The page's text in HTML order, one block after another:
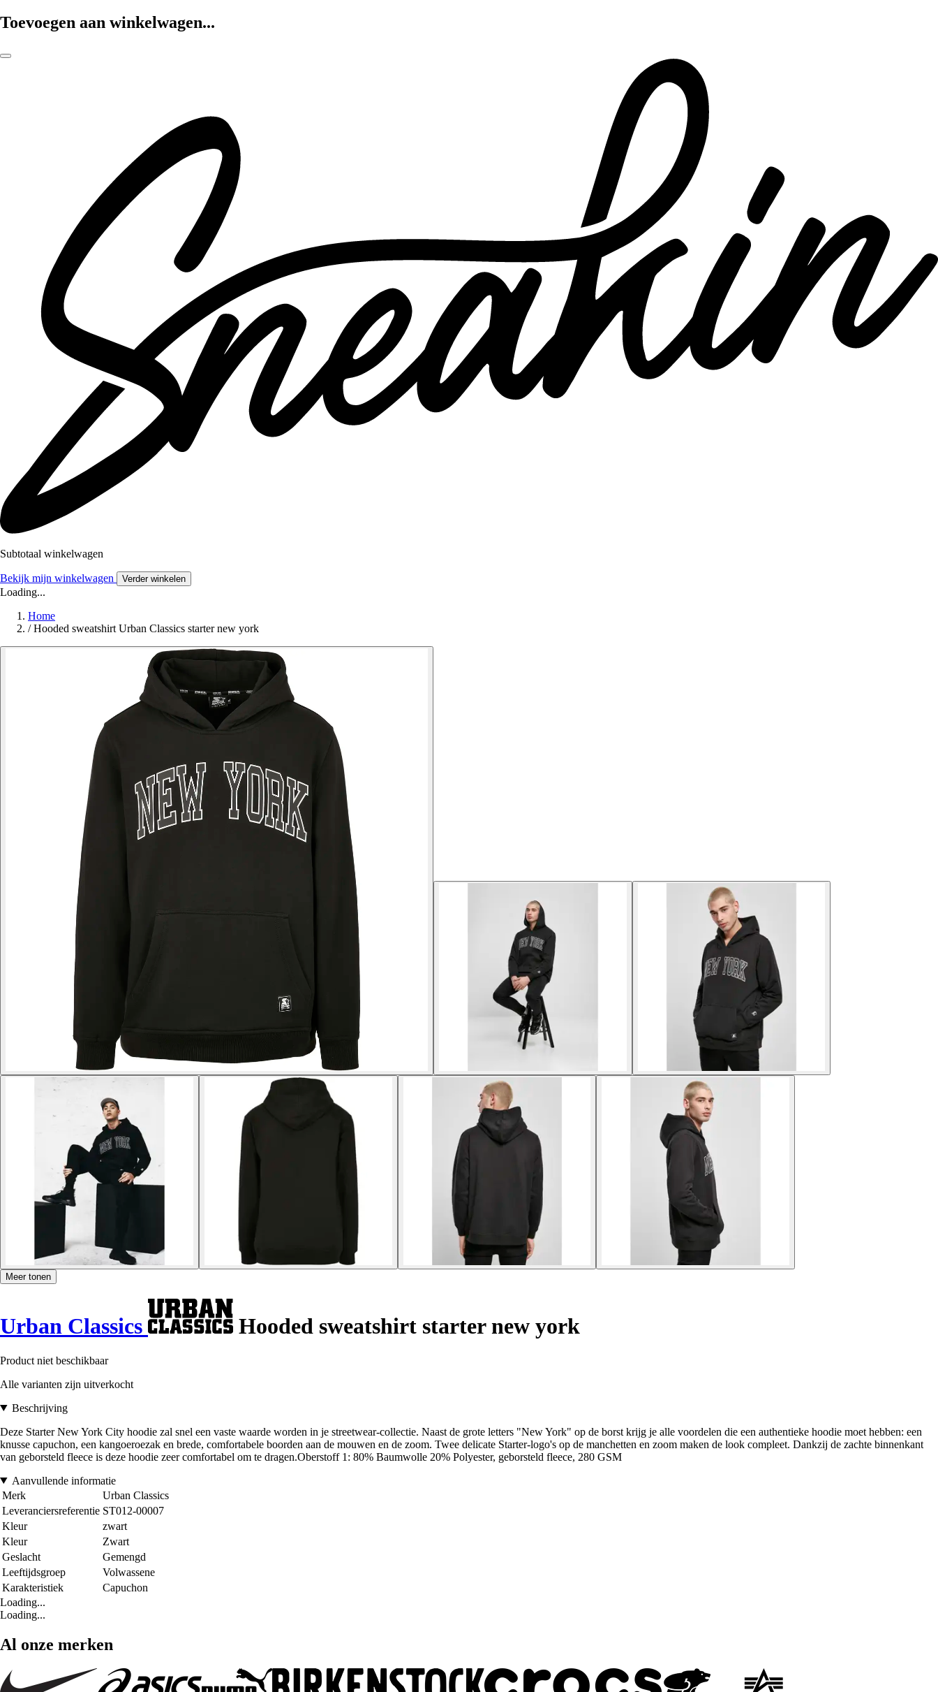
Toevoegen aan winkelwagen...
Subtotaal winkelwagen
Bekijk mijn winkelwagen Verder winkelen
Loading...
Home
/ Hooded sweatshirt Urban Classics starter new york
Meer tonen
Urban Classics Hooded sweatshirt starter new york
Product niet beschikbaar
Alle varianten zijn uitverkocht
Beschrijving
Deze Starter New York City hoodie zal snel een vaste waarde worden in je streetwear-collectie. Naast de grote letters "New York" op de borst krijg je alle voordelen die een authentieke hoodie moet hebben: een
knusse capuchon, een kangoeroezak en brede, comfortabele boorden aan de mouwen en de zoom. Twee delicate Starter-logo's op de manchetten en zoom maken de look compleet. Dankzij de zachte binnenkant
van geborsteld fleece is deze hoodie zeer comfortabel om te dragen.Oberstoff 1: 80% Baumwolle 20% Polyester, geborsteld fleece, 280 GSM
Aanvullende informatie
Merk
Urban Classics
Leveranciersreferentie ST012-00007
Kleur
zwart
Kleur
Zwart
Geslacht
Gemengd
Leeftijdsgroep
Volwassene
Karakteristiek
Capuchon
Loading...
Loading...
Al onze merken